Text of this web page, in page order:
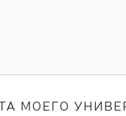
МОЕГО